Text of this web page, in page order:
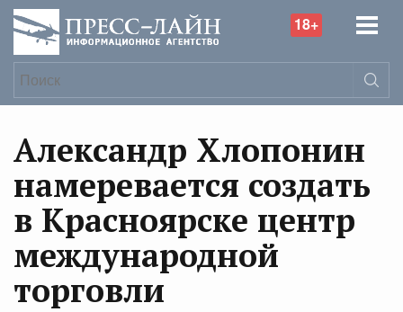
18+
Александр Хлопонин
намеревается создать
в Красноярске центр
международной
торговли